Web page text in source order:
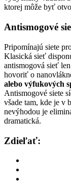
ktorej môže byť
Antismogové
Pripomínajú siete
Klasická sieť
antismogová sieť
hovoriť o
alebo výfukových
Antismogové siete
všade tam, kde je v
nevýhodou je
dramatická.
Zdieľať: